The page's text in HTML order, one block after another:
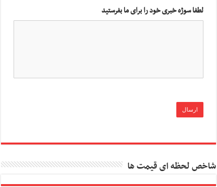
لطفا سوژه خبری خود را برای ما بفرستید
شاخص لحظه ای قیمت ها